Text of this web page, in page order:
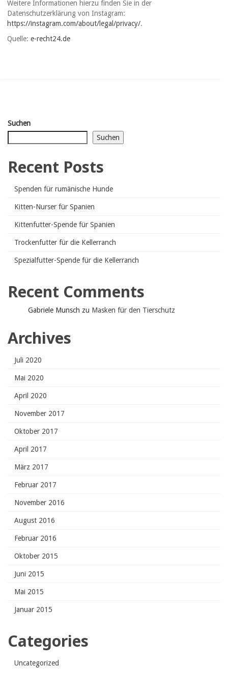
Weitere Informationen hierzu finden Sie in der
Datenschutzerklärung von Instagram:
https://instagram.com/about/legal/privacy/.
Quelle: e-recht24.de
Suchen
Suchen
Recent Posts
Spenden für rumänische Hunde
Kitten-Nurser für Spanien
Kittenfutter-Spende für Spanien
Trockenfutter für die Kellerranch
Spezialfutter-Spende für die Kellerranch
Recent Comments
Gabriele Munsch zu Masken für den Tierschutz
Archives
Juli 2020
Mai 2020
April 2020
November 2017
Oktober 2017
April 2017
März 2017
Februar 2017
November 2016
August 2016
Februar 2016
Oktober 2015
Juni 2015
Mai 2015
Januar 2015
Categories
Uncategorized